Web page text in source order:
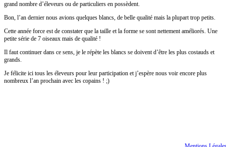
grand nombre d’éleveurs ou de particuliers en possèdent.
Bon, l’an dernier nous avions quelques blancs, de belle qualité mais la plupart trop petits.
Cette année force est de constater que la taille et la forme se sont nettement améliorés. Une
petite série de 7 oiseaux mais de qualité !
Il faut continuer dans ce sens, je le répète les blancs se doivent d’être les plus costauds et
grands.
Je félicite ici tous les éleveurs pour leur participation et j’espère nous voir encore plus
nombreux l’an prochain avec les copains ! ;)